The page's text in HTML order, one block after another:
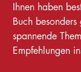
Ihnen haben
Buch
spannende
Empfehlungen